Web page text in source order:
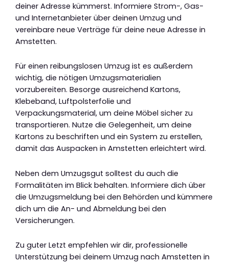
deiner Adresse kümmerst. Informiere Strom-, Gas-
und Internetanbieter über deinen Umzug und
vereinbare neue Verträge für deine neue Adresse in
Amstetten.
Für einen reibungslosen Umzug ist es außerdem
wichtig, die nötigen Umzugsmaterialien
vorzubereiten. Besorge ausreichend Kartons,
Klebeband, Luftpolsterfolie und
Verpackungsmaterial, um deine Möbel sicher zu
transportieren. Nutze die Gelegenheit, um deine
Kartons zu beschriften und ein System zu erstellen,
damit das Auspacken in Amstetten erleichtert wird.
Neben dem Umzugsgut solltest du auch die
Formalitäten im Blick behalten. Informiere dich über
die Umzugsmeldung bei den Behörden und kümmere
dich um die An- und Abmeldung bei den
Versicherungen.
Zu guter Letzt empfehlen wir dir, professionelle
Unterstützung bei deinem Umzug nach Amstetten in